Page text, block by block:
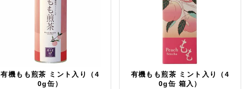
有機もも煎茶 ミント入り（4
0g缶）
有機もも煎茶 ミント入り（4
0g缶 箱入）